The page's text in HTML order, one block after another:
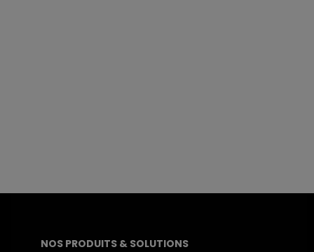
NOS PRODUITS & SOLUTIONS